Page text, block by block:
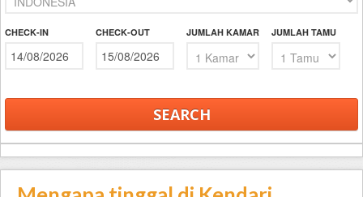
CHECK-IN CHECK-OUT JUMLAH KAMAR JUMLAH TAMU